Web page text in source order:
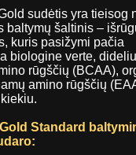
sudėtis yra tieisog
baltymų šaltinis –
kuris pasižymi pačia
biologine verte, dideliu
rūgščių (BCAA),
amino rūgščių
Standard